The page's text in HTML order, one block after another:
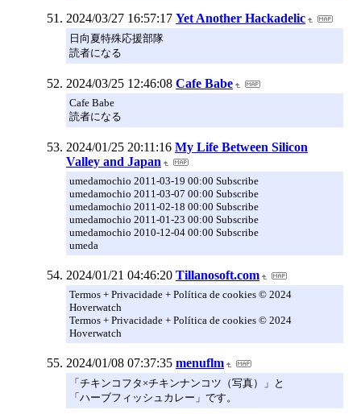
2024/03/27 16:57:17 Yet Another Hackadelic
日向夏特殊応援部隊
読者になる
2024/03/25 12:46:08 Cafe Babe
Cafe Babe
読者になる
2024/01/25 20:11:16 My Life Between Silicon
Valley and Japan
umedamochio 2011-03-19 00:00 Subscribe
umedamochio 2011-03-07 00:00 Subscribe
umedamochio 2011-02-18 00:00 Subscribe
umedamochio 2011-01-23 00:00 Subscribe
umedamochio 2010-12-04 00:00 Subscribe
umeda
2024/01/21 04:46:20 Tillanosoft.com
Termos + Privacidade + Política de cookies © 2024
Hoverwatch
Termos + Privacidade + Política de cookies © 2024
Hoverwatch
2024/01/08 07:37:35 menuflm
「チキンコフタ×チキンナンコツ（写真）」と
「ハーブフィッシュカレー」です。